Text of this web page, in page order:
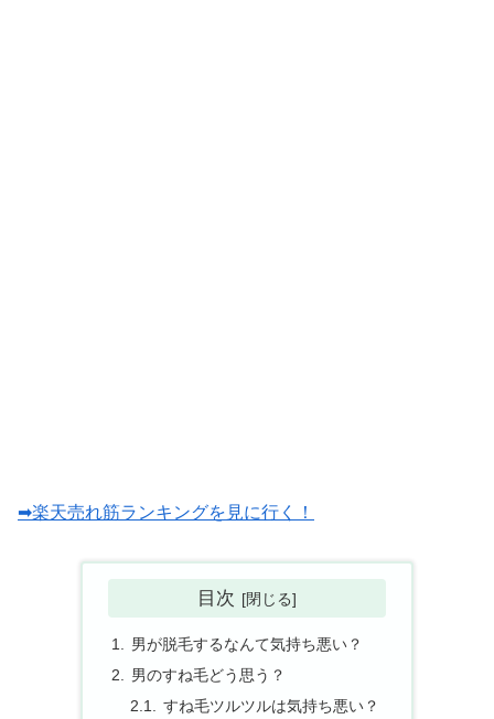
➡楽天売れ筋ランキングを見に行く！
目次
男が脱毛するなんて気持ち悪い？
男のすね毛どう思う？
すね毛ツルツルは気持ち悪い？